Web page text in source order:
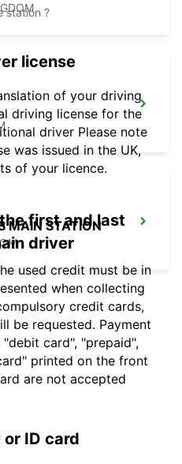
MAIN STATION
station ?
license
of your driving
driving license for the
driver Please note
was issued in the UK,
of your licence.
first and last
driver
used credit must be in
when collecting
credit cards,
be requested. Payment
card", "prepaid",
printed on the front
are not accepted
ID card